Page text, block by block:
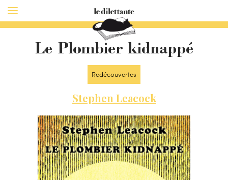
Le Plombier kidnappé
Redécouvertes
Stephen Leacock